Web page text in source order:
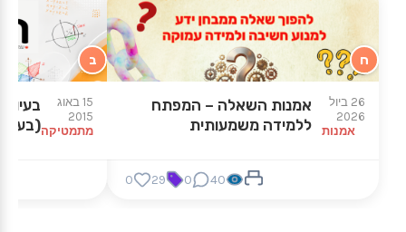
ח
26 ביול
2026
אמנות
אמנות השאלה – המפתח
ללמידה משמעותית
40
0
29
0
ב
15 באוג
2015
מתמטיקה